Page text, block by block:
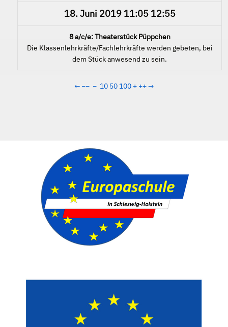
18. Juni 201911:05 12:55
8 a/c/e: Theaterstück Püppchen
Die Klassenlehrkräfte/Fachlehrkräfte werden gebeten, bei
dem Stück anwesend zu sein.
← −− − 10 50 100 + ++→